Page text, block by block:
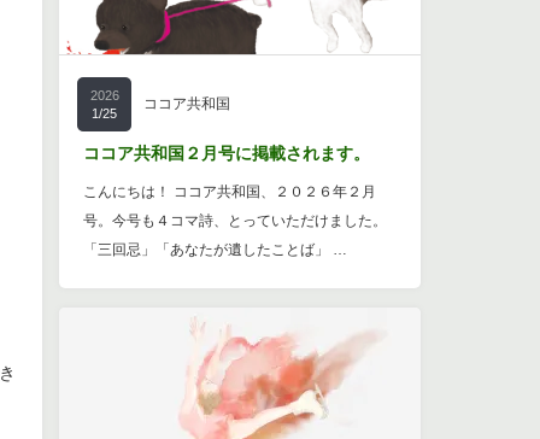
2026
1/25
ココア共和国
ココア共和国２月号に掲載されます。
こんにちは！ ココア共和国、２０２６年２月
号。今号も４コマ詩、とっていただけました。
「三回忌」「あなたが遺したことば」 …